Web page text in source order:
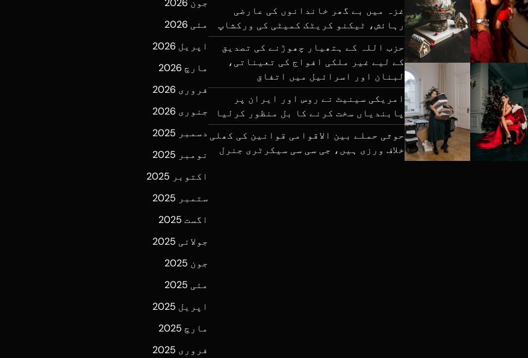
غزہ میں بے گھر خاندانوں کی عارضی
رہائش، ٹیکنو کریٹک کمیٹی کی ورکشاپ
حزب اللہ کے ہتھیار چھوڑنے کی تصدیق
کے لیے غیر ملکی افواج کی تعیناتی،
لبنان اور اسرائیل میں اتفاق
امریکی سینیٹ نے روس اور ایران پر
پابندیاں سخت کرنے کا بل منظور کرلیا
حوثی حملے بین الاقوامی قوانین کی کھلی
خلاف ورزی ہیں، جی سی سی سیکرٹری جنرل
جون 2026
مئی 2026
اپریل 2026
مارچ 2026
فروری 2026
جنوری 2026
دسمبر 2025
نومبر 2025
اکتوبر 2025
ستمبر 2025
اگست 2025
جولائی 2025
جون 2025
مئی 2025
اپریل 2025
مارچ 2025
فروری 2025